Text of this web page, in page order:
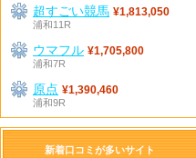
超すごい競馬 ¥1,813,050
浦和11R
ウマフル ¥1,705,800
浦和7R
原点 ¥1,390,460
浦和9R
新着口コミが多いサイト